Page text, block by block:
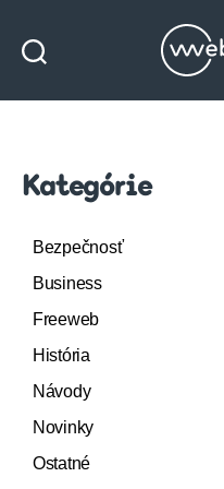
Kategórie
Bezpečnosť
Business
Freeweb
História
Návody
Novinky
Ostatné